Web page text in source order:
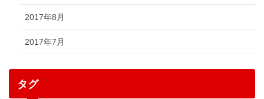
2017年8月
2017年7月
タグ